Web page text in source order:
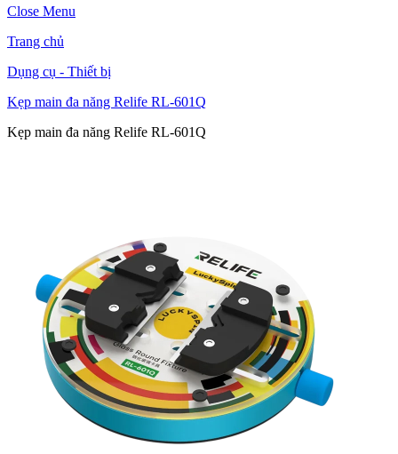
Close Menu
Trang chủ
Dụng cụ - Thiết bị
Kẹp main đa năng Relife RL-601Q
Kẹp main đa năng Relife RL-601Q